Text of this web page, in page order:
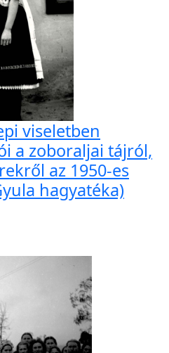
viseletben
a zoboraljai tájról,
az 1950-es
hagyatéka)